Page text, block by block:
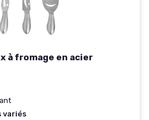
à fromage en acier
variés